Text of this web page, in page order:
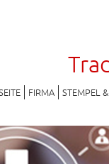
FIRMA STEMPEL